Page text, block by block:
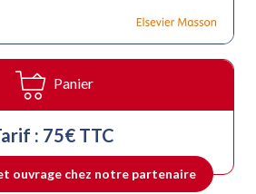
Panier
: 75€ TTC
ouvrage chez notre partenaire